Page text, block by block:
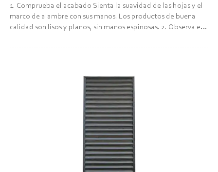
1. Comprueba el acabado Sienta la suavidad de las hojas y el
marco de alambre con sus manos. Los productos de buena
calidad son lisos y planos, sin manos espinosas. 2. Observa el
de alambre, la varilla de ajuste, el...